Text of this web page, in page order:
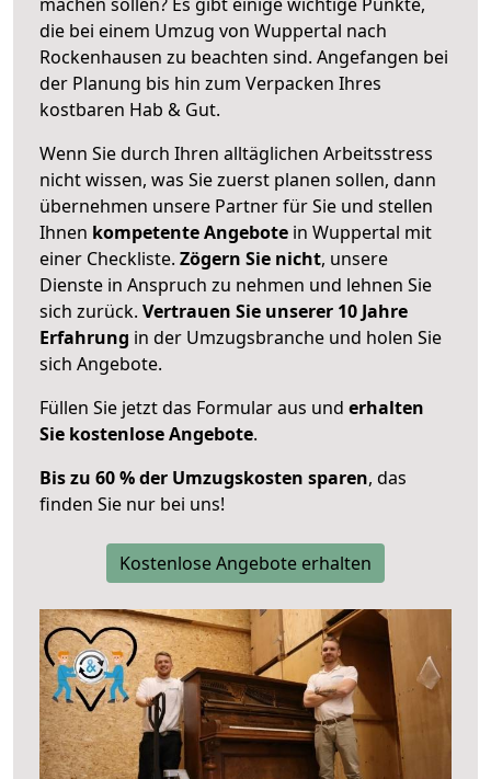
die bei einem Umzug von Wuppertal nach
Rockenhausen zu beachten sind. Angefangen bei
der Planung bis hin zum Verpacken Ihres
kostbaren Hab & Gut.
Wenn Sie durch Ihren alltäglichen Arbeitsstress
nicht wissen, was Sie zuerst planen sollen, dann
übernehmen unsere Partner für Sie und stellen
Ihnen kompetente Angebote in Wuppertal mit
einer Checkliste. Zögern Sie nicht, unsere
Dienste in Anspruch zu nehmen und lehnen Sie
sich zurück. Vertrauen Sie unserer 10 Jahre
Erfahrung in der Umzugsbranche und holen Sie
sich Angebote.
Füllen Sie jetzt das Formular aus und erhalten
Sie kostenlose Angebote.
Bis zu 60 % der Umzugskosten sparen, das
finden Sie nur bei uns!
Kostenlose Angebote erhalten